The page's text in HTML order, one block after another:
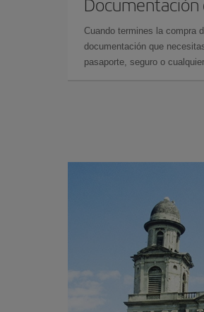
Cuando termines la compra
documentación que
pasaporte, seguro o